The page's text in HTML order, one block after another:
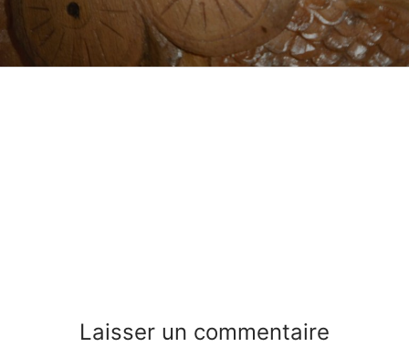
Laisser un commentaire